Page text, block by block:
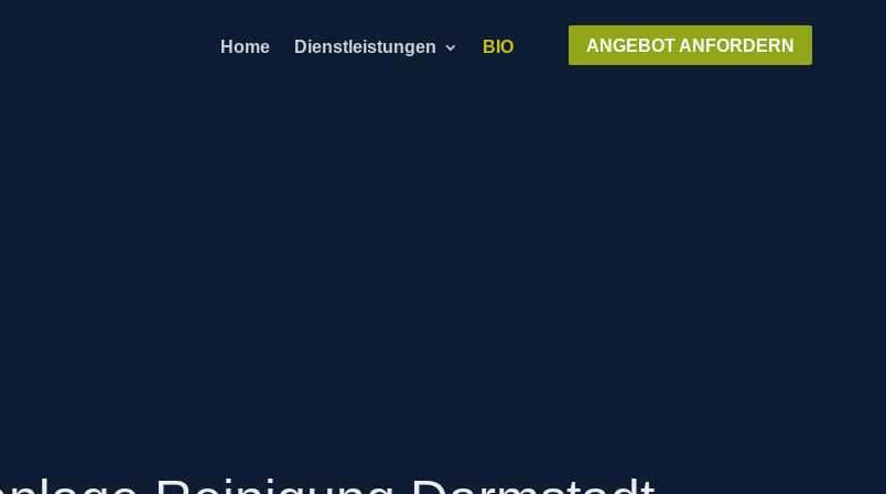
Home Dienstleistungen BIO ANGEBOT ANFORDERN